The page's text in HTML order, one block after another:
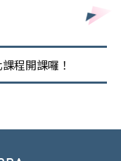
程開課囉！